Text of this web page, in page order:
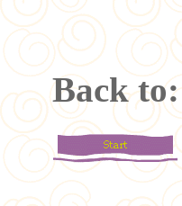
Back